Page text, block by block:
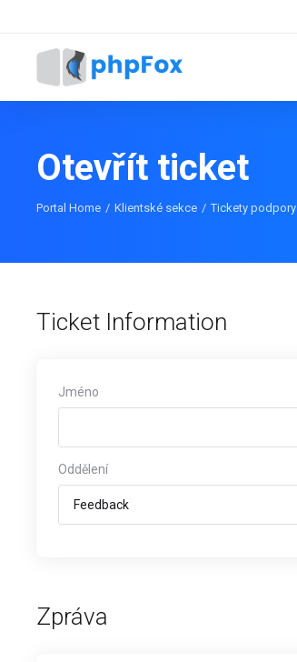
Otevřít ticket
Portal Home Klientské sekce Tickety podpory
Ticket Information
Jméno
Oddělení
Zpráva